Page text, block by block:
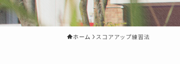
ホーム スコアアップ練習法